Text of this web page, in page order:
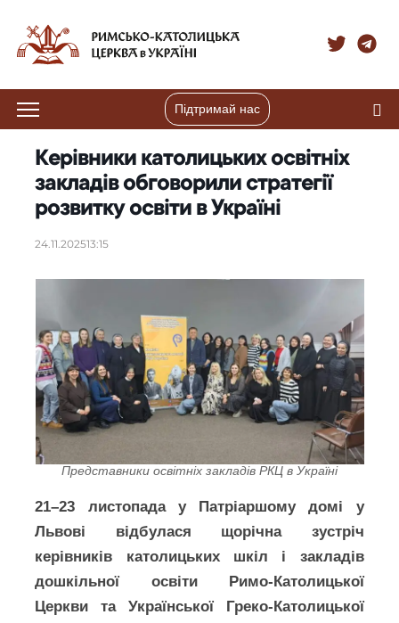
Підтримай нас
Керівники католицьких освітніх
закладів обговорили стратегії
розвитку освіти в Україні
24.11.202513:15
Представники освітніх закладів РКЦ в Україні
21–23 листопада у Патріаршому домі у
Львові відбулася щорічна зустріч
керівників католицьких шкіл і закладів
дошкільної освіти Римо-Католицької
Церкви та Української Греко-Католицької